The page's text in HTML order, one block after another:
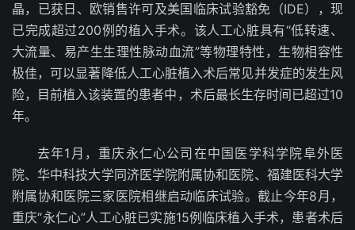
晶，已获日、欧销售许可及美国临床试验豁免（IDE），现
已完成超过200例的植入手术。该人工心脏具有“低转速、
大流量、易产生生理性脉动血流”等物理特性，生物相容性
极佳，可以显著降低人工心脏植入术后常见并发症的发生风
险，目前植入该装置的患者中，术后最长生存时间已超过10
年。
去年1月，重庆永仁心公司在中国医学科学院阜外医
院、华中科技大学同济医学院附属协和医院、福建医科大学
附属协和医院三家医院相继启动临床试验。截止今年8月，
重庆“永仁心”人工心脏已实施15例临床植入手术，患者术后